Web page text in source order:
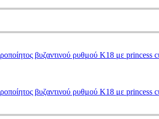
βυζαντινού ρυθμού Κ18 με princess
βυζαντινού ρυθμού Κ18 με princess